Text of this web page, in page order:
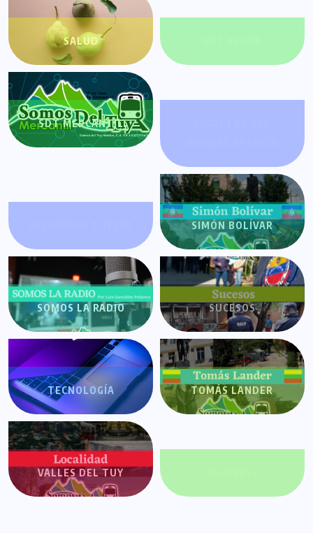
SALUD
SDT MERCANTIL
SIMÓN BOLÍVAR
SOMOS LA RADIO SUCESOS
TECNOLOGÍA TOMÁS LANDER
VALLES DEL TUY